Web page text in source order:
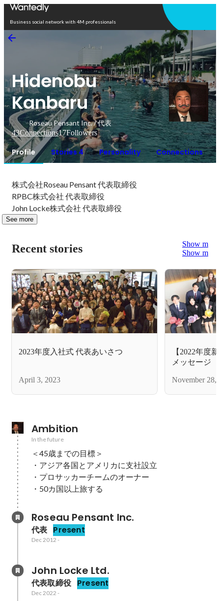
Business social network with 4M professionals
Hidenobu
Kanbaru
Roseau Pensant Inc. / 代表
43Connections17Followers
Profile Stories 4 Personality Connections
株式会社Roseau Pensant 代表取締役
RPBC株式会社 代表取締役
John Locke株式会社 代表取締役
See more
Recent stories
Show more
Show more
2023年度入社式 代表あいさつ
April 3, 2023
【2022年度
メッセージ
November 28,
Ambition
In the future
＜45歳までの目標＞
・アジア各国とアメリカに支社設立
・プロサッカーチームのオーナー
・50カ国以上旅する
Roseau Pensant Inc.
代表 Present
Dec 2012 -
John Locke Ltd.
代表取締役 Present
Dec 2022 -